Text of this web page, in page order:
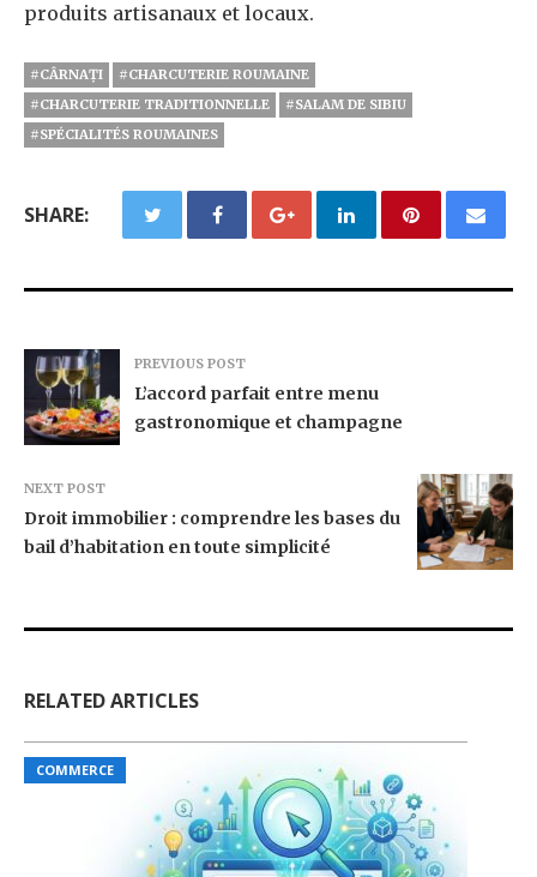
produits artisanaux et locaux.
#CÂRNAȚI
#CHARCUTERIE ROUMAINE
#CHARCUTERIE TRADITIONNELLE
#SALAM DE SIBIU
#SPÉCIALITÉS ROUMAINES
SHARE:
PREVIOUS POST
L’accord parfait entre menu
gastronomique et champagne
NEXT POST
Droit immobilier : comprendre les bases du
bail d’habitation en toute simplicité
RELATED ARTICLES
COMMERCE